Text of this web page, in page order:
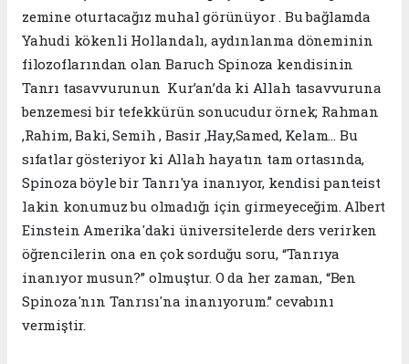
zemine oturtacağız muhal görünüyor . Bu bağlamda
Yahudi kökenli Hollandalı, aydınlanma döneminin
filozoflarından olan Baruch Spinoza kendisinin
Tanrı tasavvurunun Kur’an’da ki Allah tasavvuruna
benzemesi bir tefekkürün sonucudur örnek; Rahman
,Rahim, Baki, Semih , Basir ,Hay,Samed, Kelam… Bu
sıfatlar gösteriyor ki Allah hayatın tam ortasında,
Spinoza böyle bir Tanrı'ya inanıyor, kendisi panteist
lakin konumuz bu olmadığı için girmeyeceğim. Albert
Einstein Amerika'daki üniversitelerde ders verirken
öğrencilerin ona en çok sorduğu soru, “Tanrıya
inanıyor musun?” olmuştur. O da her zaman, “Ben
Spinoza'nın Tanrısı'na inanıyorum.” cevabını
vermiştir.